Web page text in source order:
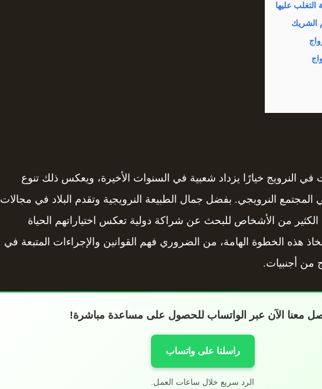
التغلب عليها
الشريك
في النرويج خيارًا يزداد شعبية في السنوات الأخيرة، ويعكس ذلك تنوع
المجتمع النرويجي. بفضل جمال الطبيعة النرويجية وتقدم البلاد في مجالات
الكثير من الأشخاص للبحث عن شراكة دولية تعكس اختياراتهم الحياة
هذه الخطوة الهامة، من الضروري فهم القوانين والإجراءات المتبعة في
من أجنبيات.
معنا الآن عبر الواتساب للحصول على مساعدة مباشرة!
راسلنا على واتساب
الرد سريع خلال ساعات العمل.